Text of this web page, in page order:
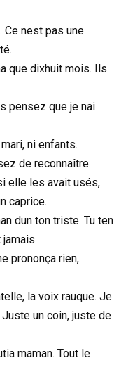
Ce nest pas une
que dixhuit mois. Ils
pensez que je nai
ni enfants.
de reconnaître.
elle les avait usés,
caprice.
dun ton triste. Tu ten
jamais
prononça rien,
la voix rauque. Je
un coin, juste de
maman. Tout le